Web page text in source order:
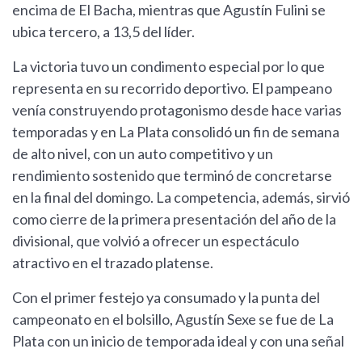
encima de El Bacha, mientras que Agustín Fulini se
ubica tercero, a 13,5 del líder.
La victoria tuvo un condimento especial por lo que
representa en su recorrido deportivo. El pampeano
venía construyendo protagonismo desde hace varias
temporadas y en La Plata consolidó un fin de semana
de alto nivel, con un auto competitivo y un
rendimiento sostenido que terminó de concretarse
en la final del domingo. La competencia, además, sirvió
como cierre de la primera presentación del año de la
divisional, que volvió a ofrecer un espectáculo
atractivo en el trazado platense.
Con el primer festejo ya consumado y la punta del
campeonato en el bolsillo, Agustín Sexe se fue de La
Plata con un inicio de temporada ideal y con una señal